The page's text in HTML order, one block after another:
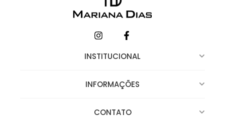
INSTITUCIONAL
INFORMAÇÕES
CONTATO